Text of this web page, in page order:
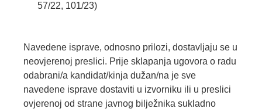
57/22, 101/23)
Navedene isprave, odnosno prilozi, dostavljaju se u
neovjerenoj preslici. Prije sklapanja ugovora o radu
odabrani/a kandidat/kinja dužan/na je sve
navedene isprave dostaviti u izvorniku ili u preslici
ovjerenoj od strane javnog bilježnika sukladno